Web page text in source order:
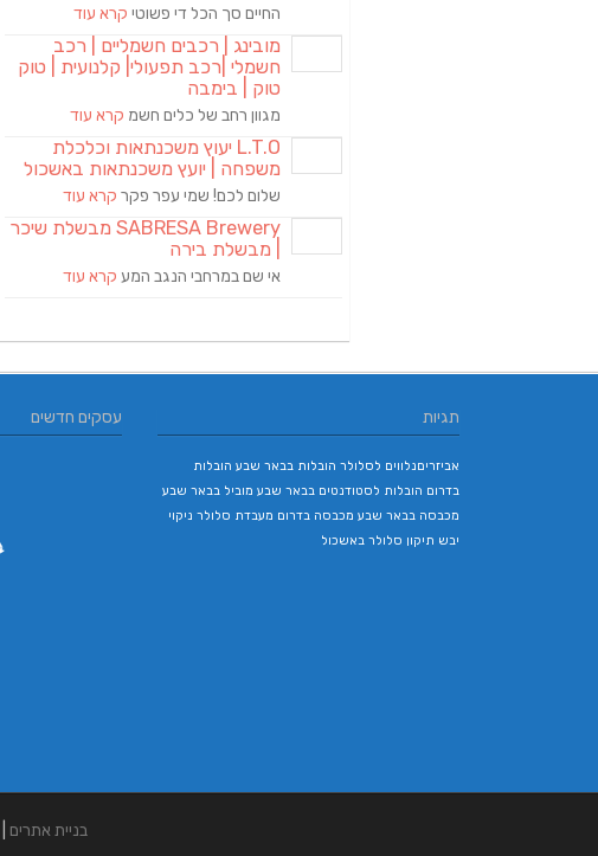
החיים סך הכל די פשוטי קרא עוד
מובינג | רכבים חשמליים | רכב
חשמלי |רכב תפעולי| קלנועית | טוק
טוק | בימבה
מגוון רחב של כלים חשמ קרא עוד
L.T.O יעוץ משכנתאות וכלכלת
משפחה | יועץ משכנתאות באשכול
שלום לכם! שמי עפר פקר קרא עוד
SABRESA Brewery מבשלת שיכר
| מבשלת בירה
אי שם במרחבי הנגב המע קרא עוד
עסקים חדשים תגיות
אביזריםנלווים לסלולר הובלות בבאר שבע הובלות
בדרום הובלות לסטודנטים בבאר שבע מוביל בבאר שבע
מכבסה בבאר שבע מכבסה בדרום מעבדת סלולר ניקוי
יבש תיקון סלולר באשכול
בניית אתרים